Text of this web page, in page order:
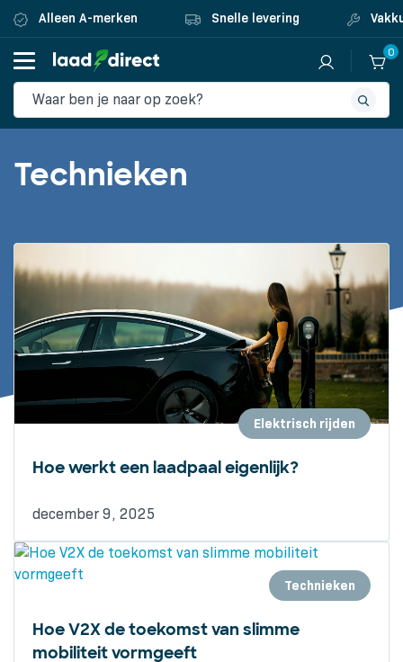
Alleen A-merken Snelle levering
0
Technieken
Elektrisch rijden
Hoe werkt een laadpaal eigenlijk?
december 9, 2025
Technieken
Hoe V2X de toekomst van slimme
mobiliteit vormgeeft